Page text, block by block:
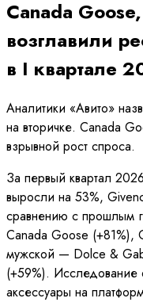
Canada
возглавили
в I квартале
Аналитики «Авито»
на вторичке. Canada
взрывной рост спроса.
За первый квартал
выросли на 53%,
сравнению с прошлым
Canada Goose (+81%),
мужской — Dolce &
(+59%). Исследование
аксессуары на